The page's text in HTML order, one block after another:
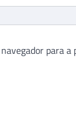
para